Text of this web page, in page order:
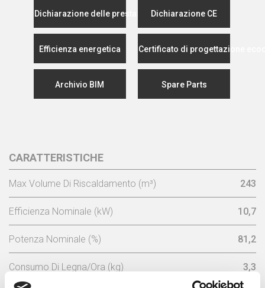
Dichiarazione delle prestazioniDichiarazione CE
Efficienza energetica Certificato di progettazione
Archivio BIM Spare Parts
CARATTERISTICHE
Max Volume Di Riscaldamento (m³) 243
Efficienza Nominale (kW) 10,7
Potenza Nominale (%) 81,2
Consumo Di Legna/Ora (kg) 3,3